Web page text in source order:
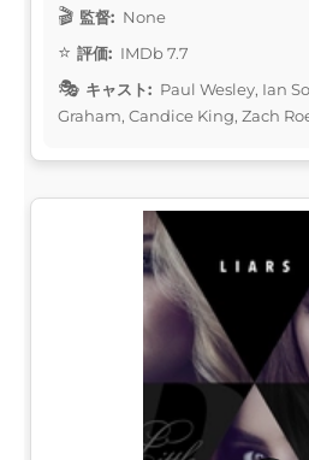
監督: None
評価: IMDb 7.7
キャスト: Paul Wesley, Ian
Graham, Candice King, Zach